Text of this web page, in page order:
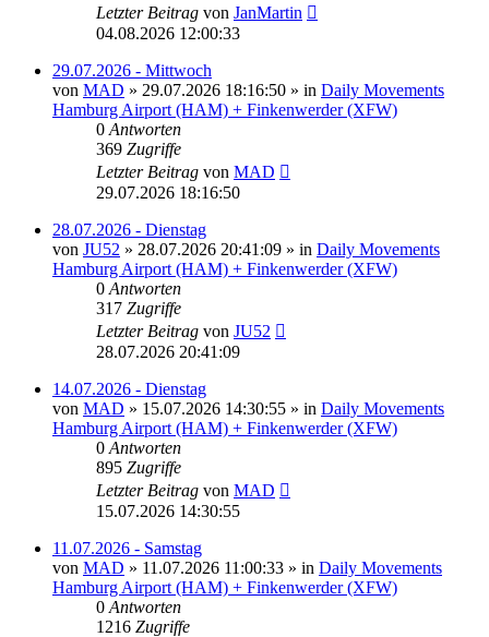
Letzter Beitrag von JanMartin
04.08.2026 12:00:33
29.07.2026 - Mittwoch
von MAD » 29.07.2026 18:16:50 » in Daily Movements
Hamburg Airport (HAM) + Finkenwerder (XFW)
0 Antworten
369 Zugriffe
Letzter Beitrag von MAD
29.07.2026 18:16:50
28.07.2026 - Dienstag
von JU52 » 28.07.2026 20:41:09 » in Daily Movements
Hamburg Airport (HAM) + Finkenwerder (XFW)
0 Antworten
317 Zugriffe
Letzter Beitrag von JU52
28.07.2026 20:41:09
14.07.2026 - Dienstag
von MAD » 15.07.2026 14:30:55 » in Daily Movements
Hamburg Airport (HAM) + Finkenwerder (XFW)
0 Antworten
895 Zugriffe
Letzter Beitrag von MAD
15.07.2026 14:30:55
11.07.2026 - Samstag
von MAD » 11.07.2026 11:00:33 » in Daily Movements
Hamburg Airport (HAM) + Finkenwerder (XFW)
0 Antworten
1216 Zugriffe